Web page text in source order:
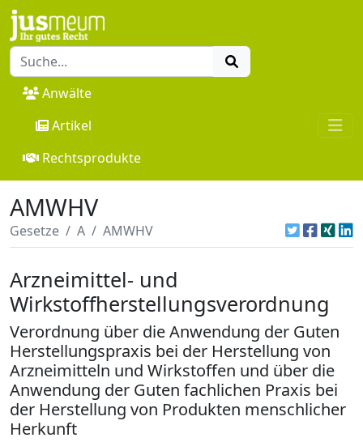
Anwälte
Artikel
Rechtsprodukte
AMWHV
Gesetze A AMWHV
Arzneimittel- und
Wirkstoffherstellungsverordnung
Verordnung über die Anwendung der Guten
Herstellungspraxis bei der Herstellung von
Arzneimitteln und Wirkstoffen und über die
Anwendung der Guten fachlichen Praxis bei
der Herstellung von Produkten menschlicher
Herkunft